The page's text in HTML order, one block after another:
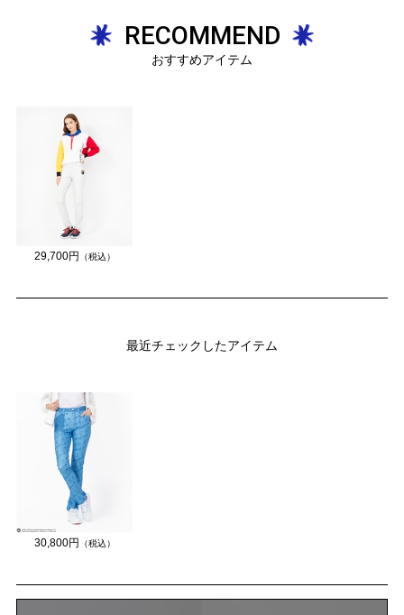
RECOMMEND
おすすめアイテム
29,700円 （税込）
最近チェックしたアイテム
30,800円 （税込）